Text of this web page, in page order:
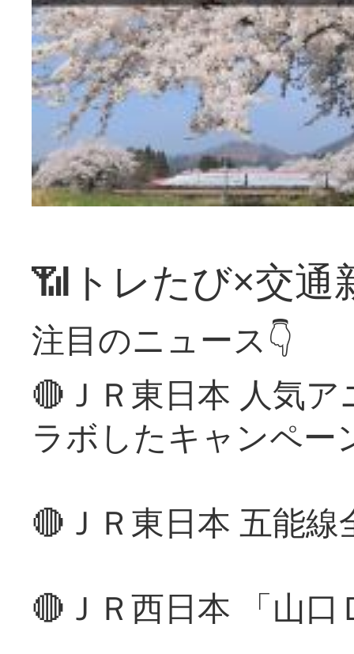
📶トレたび×交通
注目のニュース👇
🔴ＪＲ東日本 人気
ラボしたキャンペー
🔴ＪＲ東日本 五能
🔴ＪＲ西日本 「山